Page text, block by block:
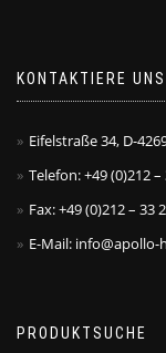
KONTAKTIERE UNS
Eifelstraße 34, D-
Telefon: +49 (0)212 –
Fax: +49 (0)212 – 33
E-Mail:
PRODUKTSUCHE